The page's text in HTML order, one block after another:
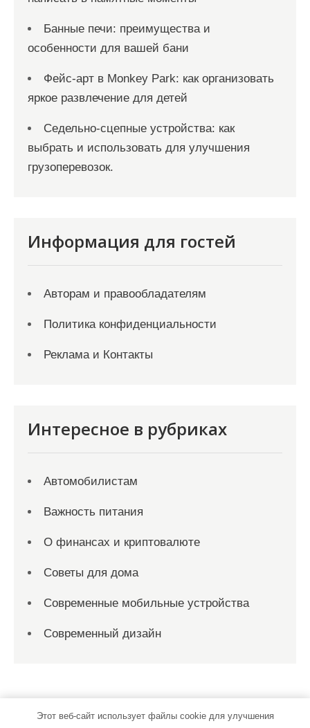
Банные печи: преимущества и
особенности для вашей бани
Фейс-арт в Monkey Park: как организовать
яркое развлечение для детей
Седельно-сцепные устройства: как
выбрать и использовать для улучшения
грузоперевозок.
Информация для гостей
Авторам и правообладателям
Политика конфиденциальности
Реклама и Контакты
Интересное в рубриках
Автомобилистам
Важность питания
О финансах и криптовалюте
Советы для дома
Современные мобильные устройства
Современный дизайн
Этот веб-сайт использует файлы cookie для улучшения